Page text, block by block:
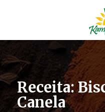
Receita:
Canela